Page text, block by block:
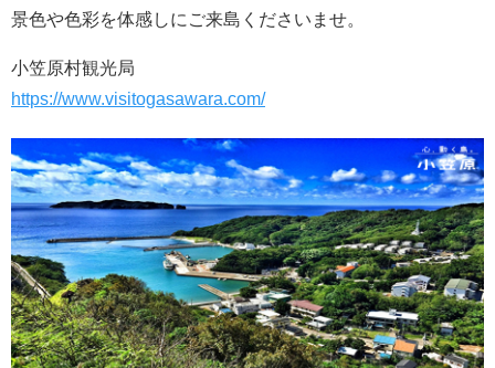
景色や色彩を体感しにご来島くださいませ。
小笠原村観光局
https://www.visitogasawara.com/